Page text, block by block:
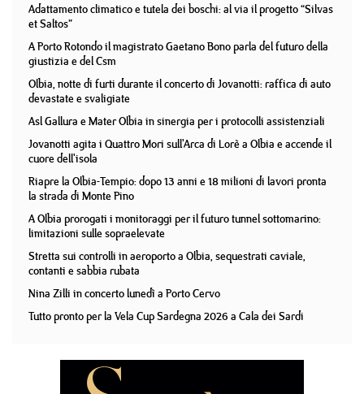
Adattamento climatico e tutela dei boschi: al via il progetto “Silvas
et Saltos”
A Porto Rotondo il magistrato Gaetano Bono parla del futuro della
giustizia e del Csm
Olbia, notte di furti durante il concerto di Jovanotti: raffica di auto
devastate e svaligiate
Asl Gallura e Mater Olbia in sinergia per i protocolli assistenziali
Jovanotti agita i Quattro Mori sull'Arca di Lorè a Olbia e accende il
cuore dell'isola
Riapre la Olbia-Tempio: dopo 13 anni e 18 milioni di lavori pronta
la strada di Monte Pino
A Olbia prorogati i monitoraggi per il futuro tunnel sottomarino:
limitazioni sulle sopraelevate
Stretta sui controlli in aeroporto a Olbia, sequestrati caviale,
contanti e sabbia rubata
Nina Zilli in concerto lunedì a Porto Cervo
Tutto pronto per la Vela Cup Sardegna 2026 a Cala dei Sardi